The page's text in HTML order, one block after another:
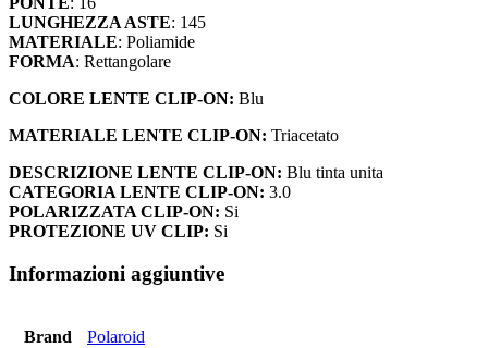
LUNGHEZZA ASTE: 145
MATERIALE: Poliamide
FORMA: Rettangolare
COLORE LENTE CLIP-ON: Blu
MATERIALE LENTE CLIP-ON: Triacetato
DESCRIZIONE LENTE CLIP-ON: Blu tinta unita
CATEGORIA LENTE CLIP-ON: 3.0
POLARIZZATA CLIP-ON: Si
PROTEZIONE UV CLIP: Si
Informazioni aggiuntive
Brand Polaroid